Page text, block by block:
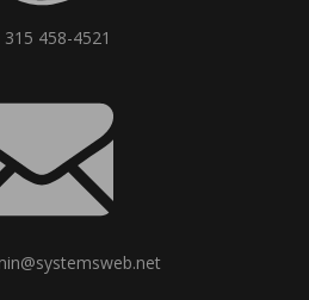
315 458-4521